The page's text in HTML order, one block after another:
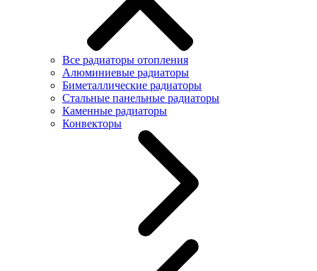
Все радиаторы отопления
Алюминиевые радиаторы
Биметаллические радиаторы
Стальные панельные радиаторы
Каменные радиаторы
Конвекторы